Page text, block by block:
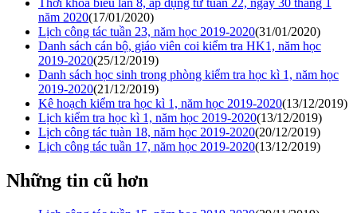
năm 2020(17/01/2020)
Lịch công tác tuần 23, năm học 2019-2020(31/01/2020)
Danh sách cán bộ, giáo viên coi kiểm tra HK1, năm học
2019-2020(25/12/2019)
Danh sách học sinh trong phòng kiểm tra học kì 1, năm học
2019-2020(21/12/2019)
Kê hoạch kiểm tra học kì 1, năm học 2019-2020(13/12/2019)
Lịch kiểm tra học kì 1, năm học 2019-2020(13/12/2019)
Lịch công tác tuàn 18, năm học 2019-2020(20/12/2019)
Lịch công tác tuần 17, năm học 2019-2020(13/12/2019)
Những tin cũ hơn